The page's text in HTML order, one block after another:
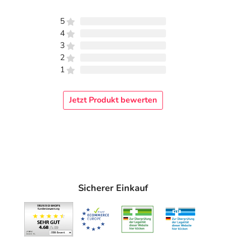
5
4
3
2
1
Jetzt Produkt bewerten
Sicherer Einkauf